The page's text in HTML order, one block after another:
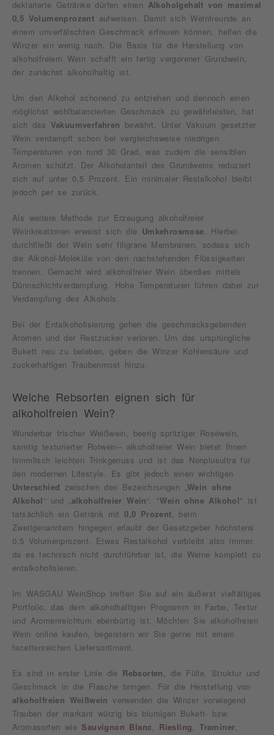
deklarierte Getränke dürfen einen
Alkoholgehalt von maximal
0,5 Volumenprozent aufweisen. Damit sich Weinfreunde an
einem unverfälschten Geschmack erfreuen können, helfen die
Winzer ein wenig nach. Die Basis für die Herstellung von
alkoholfreiem Wein schafft ein fertig vergorener Grundwein,
der zunächst alkoholhaltig ist.
Um den Alkohol schonend zu entziehen und dennoch einen
möglichst wohlbalancierten Geschmack zu gewährleisten, hat
sich das
Vakuumverfahren
bewährt. Unter Vakuum gesetzter
Wein verdampft schon bei vergleichsweise niedrigen
Temperaturen von rund 30 Grad, was zudem die sensiblen
Aromen schützt. Der Alkoholanteil des Grundweins reduziert
sich auf unter 0,5 Prozent. Ein minimaler Restalkohol bleibt
jedoch per se zurück.
Als weitere Methode zur Erzeugung alkoholfreier
Weinkreationen erweist sich die Umkehrosmose . Hierbei
durchfließt der Wein sehr filigrane Membranen, sodass sich
die Alkohol-Moleküle von den nachstehenden Flüssigkeiten
trennen. Gemacht wird alkoholfreier Wein überdies mittels
Dünnschichtverdampfung. Hohe Temperaturen führen dabei zur
Verdampfung des Alkohols.
Bei der Entalkoholisierung gehen die geschmacksgebenden
Aromen und der Restzucker verloren. Um das ursprüngliche
Bukett neu zu beleben, geben die Winzer Kohlensäure und
zuckerhaltigen Traubenmost hinzu.
Welche Rebsorten eignen sich für
alkoholfreien Wein?
Wunderbar frischer Weißwein, beerig spritziger Roséwein,
samtig texturierter Rotwein– alkoholfreier Wein bietet Ihnen
himmlisch leichten Trinkgenuss und ist das Nonplusultra für
den modernen Lifestyle. Es gibt jedoch einen wichtigen
Unterschied
zwischen den Bezeichnungen „Wein ohne
Alkohol “ und „ alkoholfreier Wein “. "Wein ohne Alkohol" ist
tatsächlich ein Getränk mit0,0 Prozent , beim
Zweitgenanntem hingegen erlaubt der Gesetzgeber höchstens
0,5 Volumenprozent. Etwas Restalkohol verbleibt also immer,
da es technisch nicht durchführbar ist, die Weine komplett zu
entalkoholisieren.
Im WASGAU WeinShop treffen Sie auf ein äußerst vielfältiges
Portfolio, das dem alkoholhaltigen Programm in Farbe, Textur
und Aromenreichtum ebenbürtig ist. Möchten Sie alkoholfreien
Wein online kaufen, begeistern wir Sie gerne mit einem
facettenreichen Liefersortiment.
Es sind in erster Linie die Rebsorten
, die Fülle, Struktur und
Geschmack in die Flasche bringen. Für die Herstellung von
alkoholfreien Weißwein
verwenden die Winzer vorwiegend
Trauben der markant würzig bis blumigen Bukett- bzw.
Aromasorten wieSauvignon Blanc Riesling ,Traminer